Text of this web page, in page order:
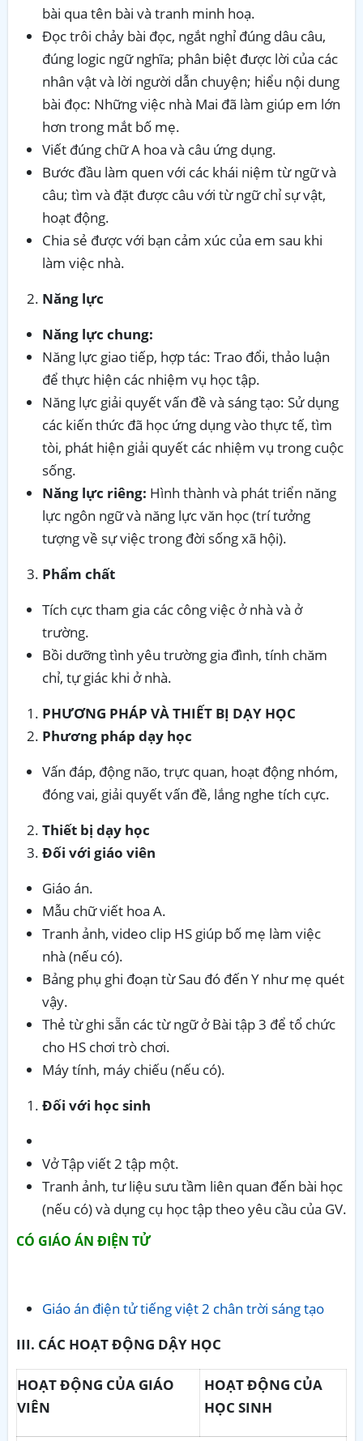
bài qua tên bài và tranh minh hoạ.
Đọc trôi chảy bài đọc, ngắt nghỉ đúng dâu câu,
đúng logic ngữ nghĩa; phân biệt được lời của các
nhân vật và lời người dẫn chuyện; hiểu nội dung
bài đọc: Những việc nhà Mai đã làm giúp em lớn
hơn trong mắt bố mẹ.
Viết đúng chữ A hoa và câu ứng dụng.
Bước đầu làm quen với các khái niệm từ ngữ và
câu; tìm và đặt được câu với từ ngữ chỉ sự vật,
hoạt động.
Chia sẻ được với bạn cảm xúc của em sau khi
làm việc nhà.
Năng lực
Năng lực chung:
Năng lực giao tiếp, hợp tác: Trao đổi, thảo luận
để thực hiện các nhiệm vụ học tập.
Năng lực giải quyết vấn đề và sáng tạo: Sử dụng
các kiến thức đã học ứng dụng vào thực tế, tìm
tòi, phát hiện giải quyết các nhiệm vụ trong cuộc
sống.
Năng lực riêng: Hình thành và phát triển năng
lực ngôn ngữ và năng lực văn học (trí tưởng
tượng về sự việc trong đời sống xã hội).
Phẩm chất
Tích cực tham gia các công việc ở nhà và ở
trường.
Bồi dưỡng tình yêu trường gia đình, tính chăm
chỉ, tự giác khi ở nhà.
PHƯƠNG PHÁP VÀ THIẾT BỊ DẠY HỌC
Phương pháp dạy học
Vấn đáp, động não, trực quan, hoạt động nhóm,
đóng vai, giải quyết vấn đề, lắng nghe tích cực.
Thiết bị dạy học
Đối với giáo viên
Giáo án.
Mẫu chữ viết hoa A.
Tranh ảnh, video clip HS giúp bố mẹ làm việc
nhà (nếu có).
Bảng phụ ghi đoạn từ Sau đó đến Y như mẹ quét
vậy.
Thẻ từ ghi sẵn các từ ngữ ở Bài tập 3 để tổ chức
cho HS chơi trò chơi.
Máy tính, máy chiếu (nếu có).
Đối với học sinh
Vở Tập viết 2 tập một.
Tranh ảnh, tư liệu sưu tầm liên quan đến bài học
(nếu có) và dụng cụ học tập theo yêu cầu của GV.
CÓ GIÁO ÁN ĐIỆN TỬ
Giáo án điện tử tiếng việt 2 chân trời sáng tạo
III. CÁC HOẠT ĐỘNG DẬY HỌC
HOẠT ĐỘNG CỦA GIÁO
VIÊN
HOẠT ĐỘNG CỦA
HỌC SINH